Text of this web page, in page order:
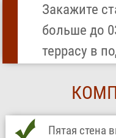
Закажите
больше до
террасу в
Пятая стена